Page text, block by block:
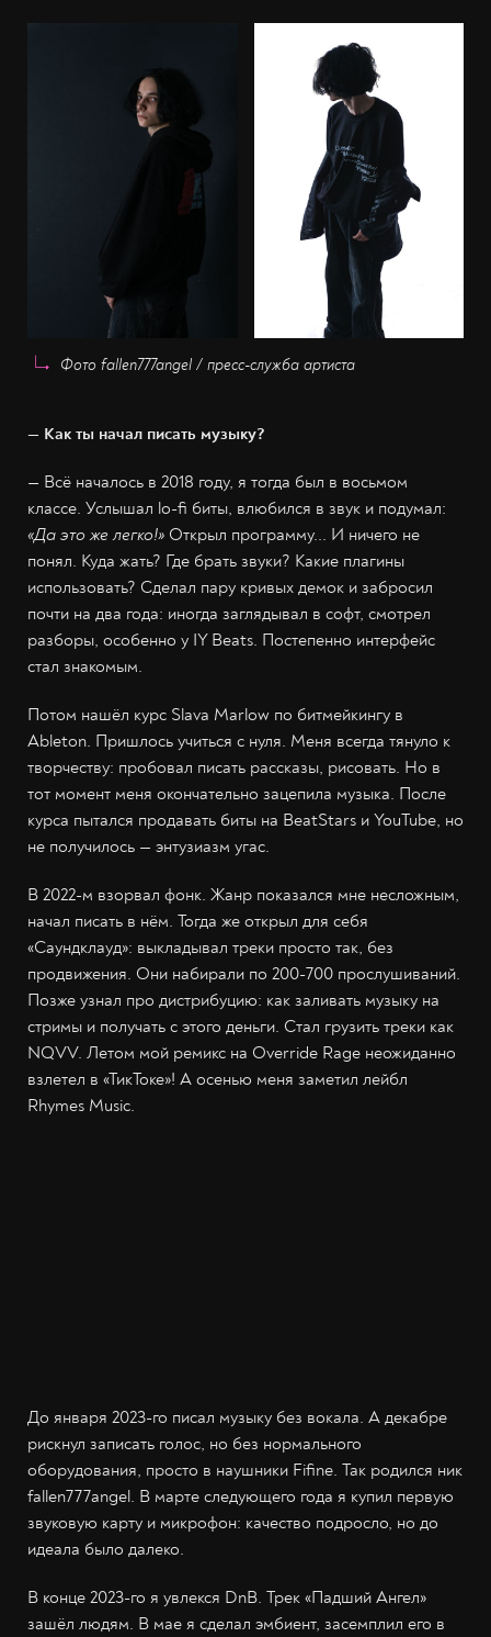
Фото fallen777angel / пресс-служба артиста
— Как ты начал писать музыку?
— Всё началось в 2018 году, я тогда был в восьмом
классе. Услышал lo-fi биты, влюбился в звук и подумал:
«Да это же легко!» Открыл программу... И ничего не
понял. Куда жать? Где брать звуки? Какие плагины
использовать? Сделал пару кривых демок и забросил
почти на два года: иногда заглядывал в софт, смотрел
разборы, особенно у IY Beats. Постепенно интерфейс
стал знакомым.
Потом нашёл курс Slava Marlow по битмейкингу в
Ableton. Пришлось учиться с нуля. Меня всегда тянуло к
творчеству: пробовал писать рассказы, рисовать. Но в
тот момент меня окончательно зацепила музыка. После
курса пытался продавать биты на BeatStars и YouTube, но
не получилось — энтузиазм угас.
В 2022-м взорвал фонк. Жанр показался мне несложным,
начал писать в нём. Тогда же открыл для себя
«Саундклауд»: выкладывал треки просто так, без
продвижения. Они набирали по 200-700 прослушиваний.
Позже узнал про дистрибуцию: как заливать музыку на
стримы и получать с этого деньги. Стал грузить треки как
NQVV. Летом мой ремикс на Override Rage неожиданно
взлетел в «ТикТоке»! А осенью меня заметил лейбл
Rhymes Music.
До января 2023-го писал музыку без вокала. А декабре
рискнул записать голос, но без нормального
оборудования, просто в наушники Fifine. Так родился ник
fallen777angel. В марте следующего года я купил первую
звуковую карту и микрофон: качество подросло, но до
идеала было далеко.
В конце 2023-го я увлекся DnB. Трек «Падший Ангел»
зашёл людям. В мае я сделал эмбиент, засемплил его в